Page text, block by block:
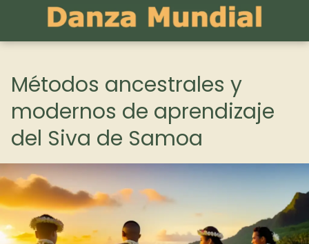
Métodos ancestrales y
modernos de aprendizaje
del Siva de Samoa